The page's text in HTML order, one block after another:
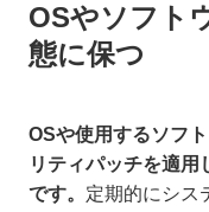
OSやソフト
態に保つ
OSや使用するソフ
リティパッチを適用
です。 定期的にシス